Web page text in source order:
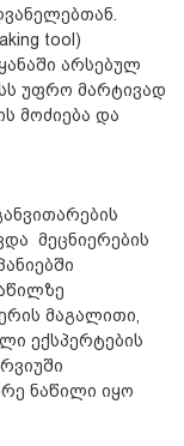
tool)
არსებულ
უფრო მარტივად
მოძიება და
მეცნიერების
მაგალითი,
ექსპერტების
ნაწილი იყო